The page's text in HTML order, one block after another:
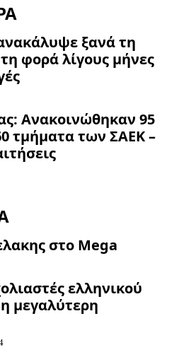
ξανά τη
φορά λίγους μήνες
Ανακοινώθηκαν 95
τμήματα των ΣΑΕΚ –
στο Mega
ελληνικού
μεγαλύτερη